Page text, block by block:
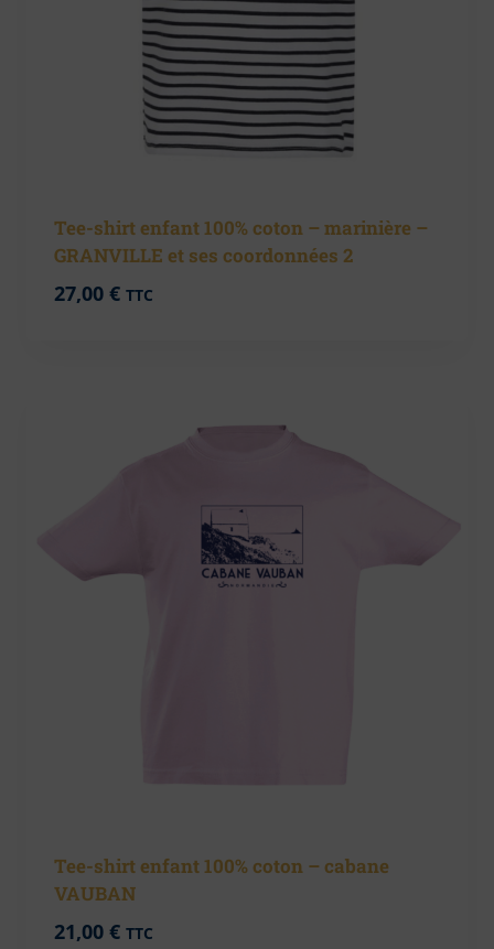
Tee-shirt enfant 100% coton – marinière –
GRANVILLE et ses coordonnées 2
27,00 € TTC
Tee-shirt enfant 100% coton – cabane
VAUBAN
21,00 € TTC